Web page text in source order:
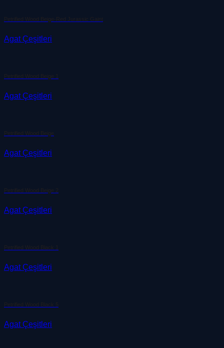
Petrified Wood Beige-Red Jurassic Gaint
Agat Çeşitleri
Petrified Wood Beige 1
Agat Çeşitleri
Petrified Wood Beige
Agat Çeşitleri
Petrified Wood Beige 2
Agat Çeşitleri
Petrified Wood Black 1
Agat Çeşitleri
Petrified Wood Black 5
Agat Çeşitleri